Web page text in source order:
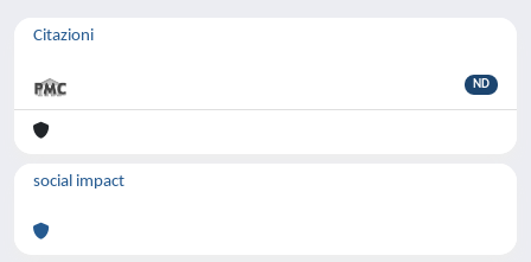
Citazioni
ND
social impact